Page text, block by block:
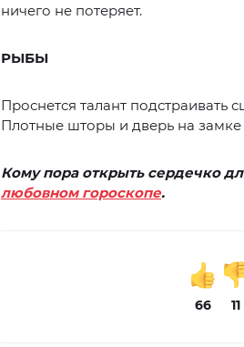
ничего не потеряет.
РЫБЫ
Проснется талант
Плотные шторы и дверь на замке
Кому пора открыть сердечко
любовном гороскопе.
66 11